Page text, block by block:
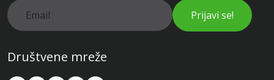
Prijavi se!
Društvene mreže